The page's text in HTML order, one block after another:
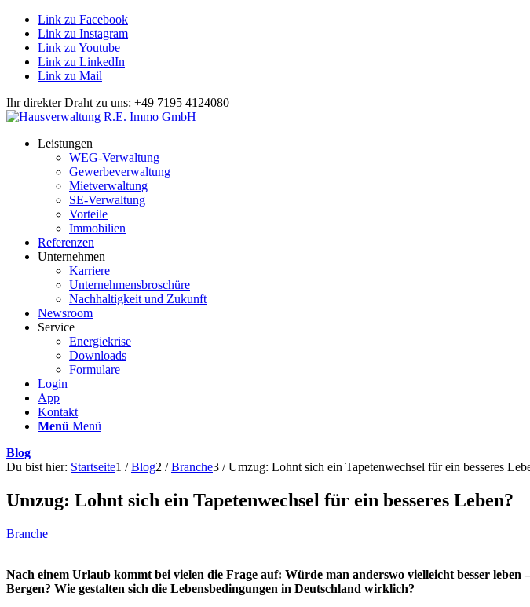
Link zu Facebook
Link zu Instagram
Link zu Youtube
Link zu LinkedIn
Link zu Mail
Ihr direkter Draht zu uns: +49 7195 4124080
Leistungen
WEG-Verwaltung
Gewerbeverwaltung
Mietverwaltung
SE-Verwaltung
Vorteile
Immobilien
Referenzen
Unternehmen
Karriere
Unternehmensbroschüre
Nachhaltigkeit und Zukunft
Newsroom
Service
Energiekrise
Downloads
Formulare
Login
App
Kontakt
Menü Menü
Blog
Du bist hier: Startseite1 / Blog2 / Branche3 / Umzug: Lohnt sich ein Tapetenwechsel für ein besseres
Umzug: Lohnt sich ein Tapetenwechsel für ein besseres Leben?
Branche
Nach einem Urlaub kommt bei vielen die Frage auf: Würde man anderswo vielleicht besser
Bergen? Wie gestalten sich die Lebensbedingungen in Deutschland wirklich?